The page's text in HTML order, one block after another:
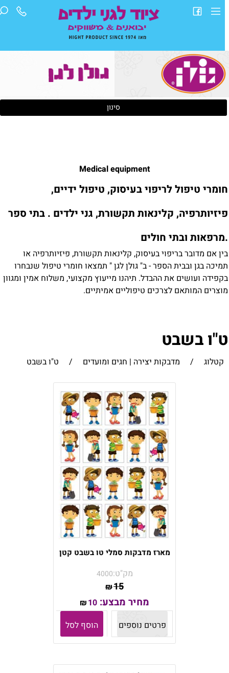
סינון
Medical equipment
טיפול לריפוי בעיסוק, טיפול ידיים,
קלינאות תקשורת, גני ילדים . בתי ספר
ובתי חולים
אם מדובר בריפוי בעיסוק, קלינאות תקשורת, פיזיותרפיה או
בגן ובבית הספר - ב" גולן לגן " תמצאו חומרי טיפול שנבחרו
ועושים את ההבדל. תיהנו מייעוץ מקצועי, משלוח אמין ומגוון
המותאם לצרכים טיפוליים אמיתיים.
בשבט
קטלוג / מדבקות יצירה | חגים ומועדים / ט"ו בשבט
מארז מדבקות סמלי טו בשבט קטן
מק"ט:4000
₪15
מחיר מבצע: ₪10
פרטים נוספים
הוסף לסל